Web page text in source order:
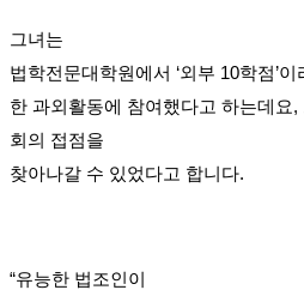
그녀는
법학전문대학원에서 ‘외부 10학점’
한 과외활동에 참여했다고 하는데요
회의 접점을
찾아나갈 수 있었다고 합니다.
“유능한 법조인이